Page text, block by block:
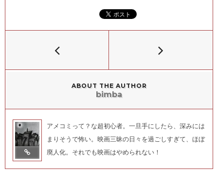
ABOUT THE AUTHOR
bimba
アメコミって？な超初心者。一旦手にしたら、深みには
まりそうで怖い。映画三昧の日々を過ごしすぎて、ほぼ
廃人化。それでも映画はやめられない！